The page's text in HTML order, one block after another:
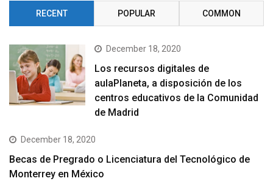
RECENT POPULAR COMMON
December 18, 2020
Los recursos digitales de
aulaPlaneta, a disposición de los
centros educativos de la Comunidad
de Madrid
December 18, 2020
Becas de Pregrado o Licenciatura del Tecnológico de
Monterrey en México